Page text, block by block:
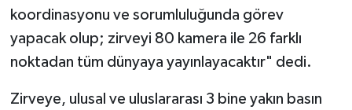
koordinasyonu ve sorumluluğunda görev
yapacak olup; zirveyi 80 kamera ile 26 farklı
noktadan tüm dünyaya yayınlayacaktır" dedi.
Zirveye, ulusal ve uluslararası 3 bine yakın basın